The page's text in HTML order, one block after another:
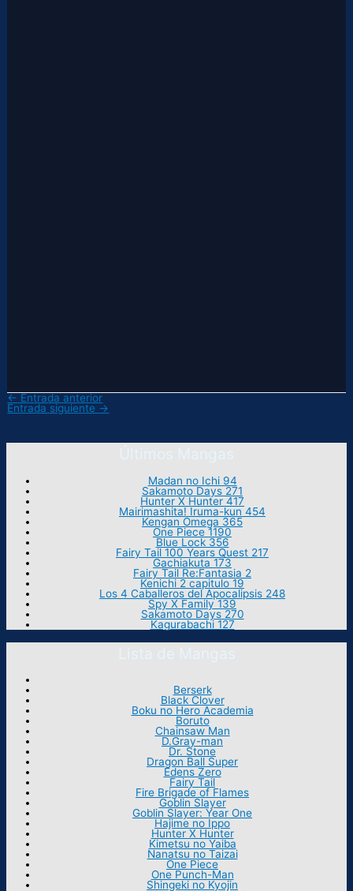
← Entrada anterior
Entrada siguiente →
Últimos Mangas
Madan no Ichi 94
Sakamoto Days 271
Hunter X Hunter 417
Mairimashita! Iruma-kun 454
Kengan Omega 365
One Piece 1190
Blue Lock 356
Fairy Tail 100 Years Quest 217
Gachiakuta 173
Fairy Tail Re:Fantasia 2
Kenichi 2 capitulo 19
Los 4 Caballeros del Apocalipsis 248
Spy X Family 139
Sakamoto Days 270
Kagurabachi 127
Lista de Mangas
Berserk
Black Clover
Boku no Hero Academia
Boruto
Chainsaw Man
D.Gray-man
Dr. Stone
Dragon Ball Super
Edens Zero
Fairy Tail
Fire Brigade of Flames
Goblin Slayer
Goblin Slayer: Year One
Hajime no Ippo
Hunter X Hunter
Kimetsu no Yaiba
Nanatsu no Taizai
One Piece
One Punch-Man
Shingeki no Kyojin